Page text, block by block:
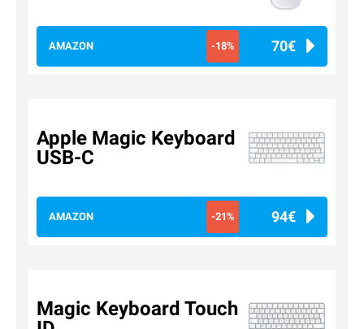
AMAZON -18% 70€
Apple Magic Keyboard
USB-C
AMAZON -21% 94€
Magic Keyboard Touch